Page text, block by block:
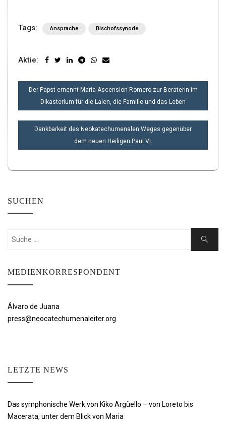
Tags: Ansprache Bischofssynode
Aktie:
BEITRAGSNAVIGATION
Der Papst ernennt Maria Ascension Romero zur Beraterin im
Dikasterium für die Laien, die Familie und das Leben
Dankbarkeit des Neokatechumenalen Weges gegenüber
dem neuen Heiligen Paul VI.
SUCHEN
Suchen
Suche
MEDIENKORRESPONDENT
Álvaro de Juana
press@neocatechumenaleiter.org
LETZTE NEWS
Das symphonische Werk von Kiko Argüello – von Loreto bis
Macerata, unter dem Blick von Maria